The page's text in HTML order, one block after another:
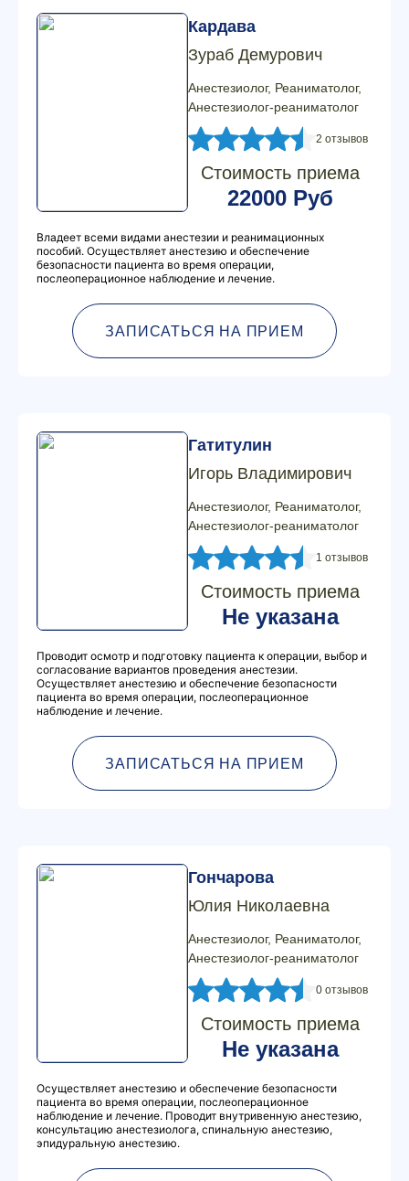
Кардава
Зураб Демурович
Анестезиолог, Реаниматолог,
Анестезиолог-реаниматолог
2 отзывов
Стоимость приема
22000 Руб
Владеет всеми видами анестезии и реанимационных
пособий. Осуществляет анестезию и обеспечение
безопасности пациента во время операции,
послеоперационное наблюдение и лечение.
ЗАПИСАТЬСЯ НА ПРИЕМ
Гатитулин
Игорь Владимирович
Анестезиолог, Реаниматолог,
Анестезиолог-реаниматолог
1 отзывов
Стоимость приема
Не указана
Проводит осмотр и подготовку пациента к операции, выбор и
согласование вариантов проведения анестезии.
Осуществляет анестезию и обеспечение безопасности
пациента во время операции, послеоперационное
наблюдение и лечение.
ЗАПИСАТЬСЯ НА ПРИЕМ
Гончарова
Юлия Николаевна
Анестезиолог, Реаниматолог,
Анестезиолог-реаниматолог
0 отзывов
Стоимость приема
Не указана
Осуществляет анестезию и обеспечение безопасности
пациента во время операции, послеоперационное
наблюдение и лечение. Проводит внутривенную анестезию,
консультацию анестезиолога, спинальную анестезию,
эпидуральную анестезию.